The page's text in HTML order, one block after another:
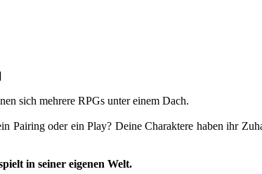
sich mehrere RPGs unter einem Dach.
Pairing oder ein Play? Deine Charaktere haben ihr
in seiner eigenen Welt.